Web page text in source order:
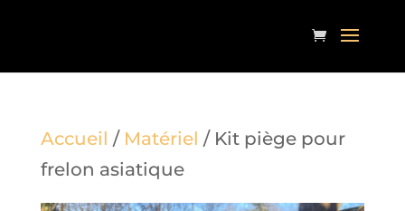
Accueil / Matériel / Kit piège pour
frelon asiatique